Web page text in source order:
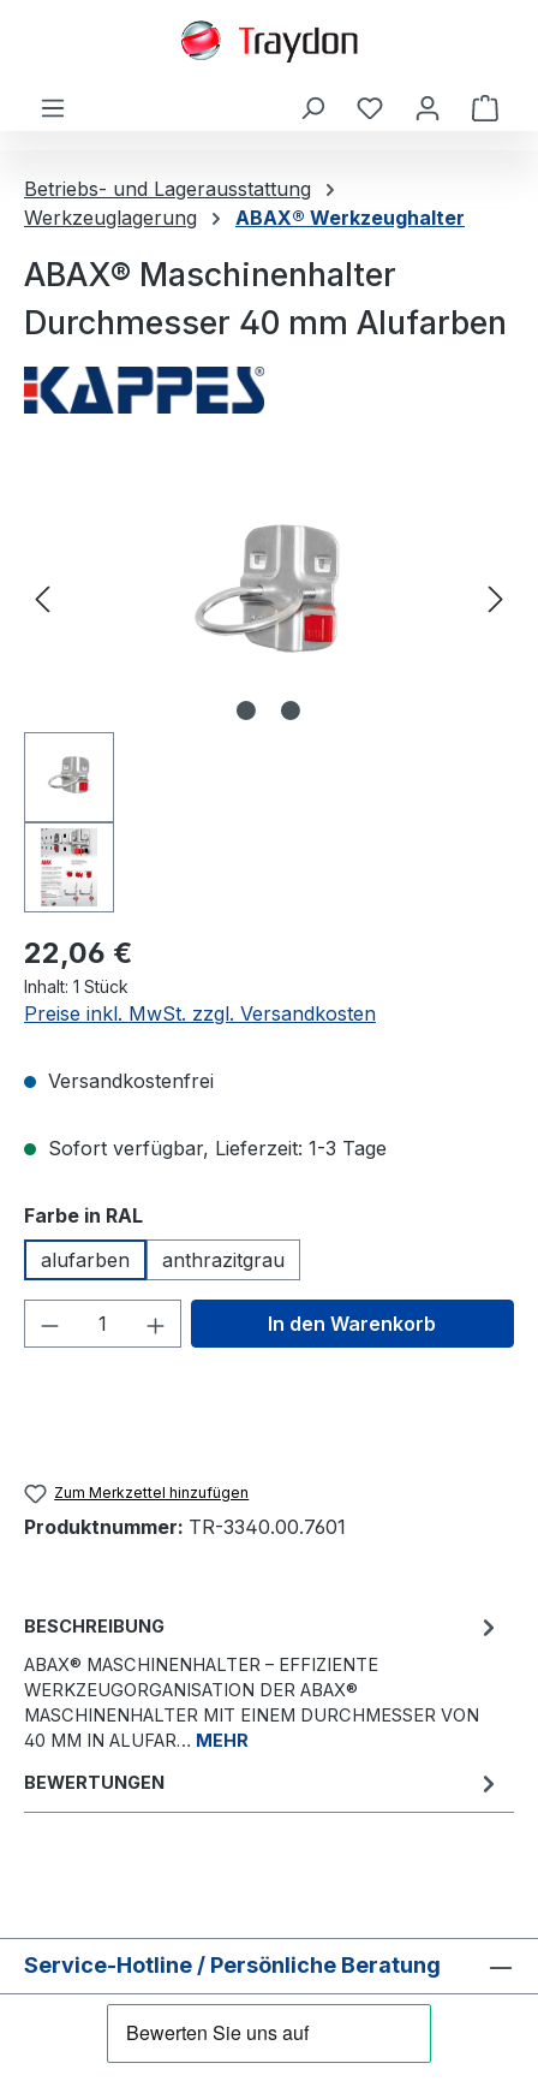
Betriebs- und Lagerausstattung
Werkzeuglagerung
ABAX® Werkzeughalter
ABAX® Maschinenhalter
Durchmesser 40 mm Alufarben
22,06 €
Inhalt: 1 Stück
Preise inkl. MwSt. zzgl. Versandkosten
Versandkostenfrei
Sofort verfügbar, Lieferzeit: 1-3 Tage
Farbe in RALauswählen
alufarben
anthrazitgrau
Produkt Anzahl: Gib denIn den Warenkorb
Zum Merkzettel hinzufügen
Produktnummer: TR-3340.00.7601
BESCHREIBUNG
ABAX® MASCHINENHALTER – EFFIZIENTE
WERKZEUGORGANISATION DER ABAX®
MASCHINENHALTER MIT EINEM DURCHMESSER VON
40 MM IN ALUFAR… MEHR
BEWERTUNGEN
Service-Hotline / Persönliche Beratung